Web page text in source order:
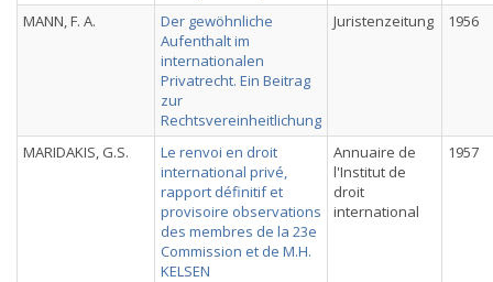
MANN, F. A.
Der gewöhnliche
Aufenthalt im
internationalen
Privatrecht. Ein Beitrag
zur
Rechtsvereinheitlichung
Juristenzeitung 1956
MARIDAKIS, G.S.
Le renvoi en droit
international privé,
rapport définitif et
provisoire observations
des membres de la 23e
Commission et de M.H.
KELSEN
Annuaire de
l'Institut de
droit
international
1957